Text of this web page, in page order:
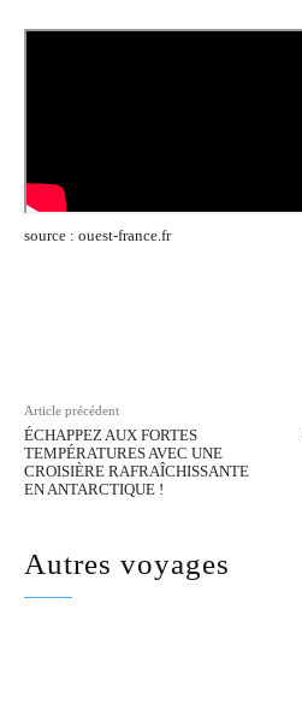
source : ouest-france.fr
Article précédent
ÉCHAPPEZ AUX FORTES
TEMPÉRATURES AVEC UNE
CROISIÈRE RAFRAÎCHISSANTE
EN ANTARCTIQUE !
Autres voyages